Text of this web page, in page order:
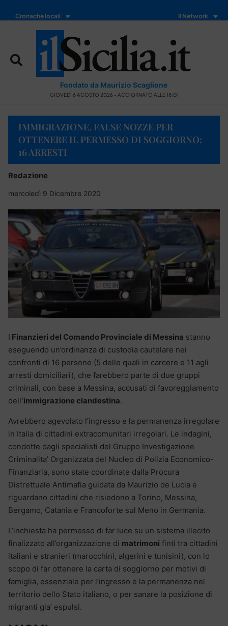
Cronache locali Il Network
Fondato da Maurizio Scaglione
GIOVEDÌ 6 AGOSTO 2026 - AGGIORNATO ALLE 18:01
IMMIGRAZIONE, FALSE NOZZE PER
OTTENERE IL PERMESSO DI SOGGIORNO:
16 ARRESTI
Redazione
mercoledì 9 Dicembre 2020
I Finanzieri del Comando Provinciale di Messina stanno
eseguendo un’ordinanza di custodia cautelare nei
confronti di 16 persone (5 delle quali in carcere e 11 agli
arresti domiciliari), che farebbero parte di due gruppi
criminali, con base a Messina, accusati di favoreggiamento
dell‘immigrazione clandestina.
Avrebbero agevolato l’ingresso e la permanenza irregolare
in Italia di cittadini extracomunitari irregolari. Le indagini,
condotte dagli specialisti del Gruppo Investigazione
Criminalita’ Organizzata del Nucleo di Polizia Economico-
Finanziaria, sono state coordinate dalla Procura
Distrettuale Antimafia guidata da Maurizio de Lucia e
riguardano cittadini che risiedono a Torino, Messina,
Bergamo, Catania e Francoforte sul Meno in Germania.
L’inchiesta ha permesso di far luce su un sistema illecito
finalizzato all’organizzazione di matrimoni finti tra cittadini
italiani e stranieri (marocchini, algerini e tunisini), con lo
scopo di far ottenere la carta di soggiorno per motivi di
famiglia, essenziale per l’ingresso e la permanenza nel
territorio dello Stato italiano, o per sanare la posizione di
migranti gia’ espulsi.